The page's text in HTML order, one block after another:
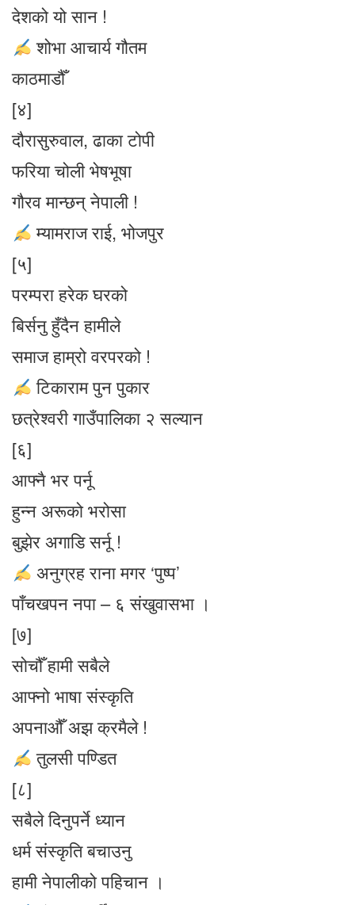
देशको यो सान !
शोभा आचार्य गौतम
काठमाडौँ
[४]
दौरासुरुवाल, ढाका टोपी
फरिया चोली भेषभूषा
गौरव मान्छन् नेपाली !
म्यामराज राई, भोजपुर
[५]
परम्परा हरेक घरको
बिर्सनु हुँदैन हामीले
समाज हाम्रो वरपरको !
टिकाराम पुन पुकार
छत्रेश्वरी गाउँपालिका २ सल्यान
[६]
आफ्नै भर पर्नू
हुन्न अरूको भरोसा
बुझेर अगाडि सर्नू !
अनुग्रह राना मगर ‘पुष्प’
पाँचखपन नपा – ६ संखुवासभा ।
[७]
सोचौँ हामी सबैले
आफ्नो भाषा संस्कृति
अपनाऔँ अझ क्रमैले !
तुलसी पण्डित
[८]
सबैले दिनुपर्ने ध्यान
धर्म संस्कृति बचाउनु
हामी नेपालीको पहिचान ।